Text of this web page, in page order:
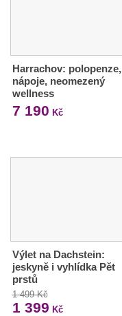
Harrachov: polopenze,
nápoje, neomezený
wellness
7 190 Kč
Výlet na Dachstein:
jeskyně i vyhlídka Pět
prstů
1 499 Kč
1 399 Kč